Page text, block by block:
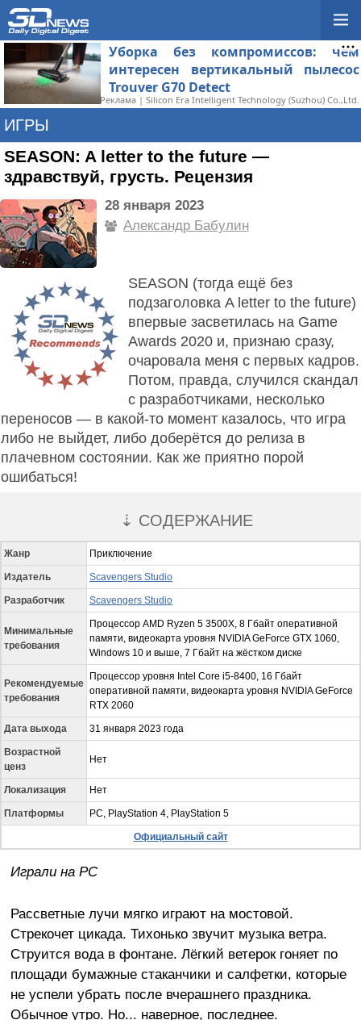
Уборка без компромиссов: чем
интересен вертикальный пылесос
Trouver G70 Detect
Реклама | Silicon Era Intelligent Technology (Suzhou) Co.,Ltd.
ИГРЫ
SEASON: A letter to the future —
здравствуй, грусть. Рецензия
28 января 2023
Александр Бабулин
SEASON (тогда ещё без
подзаголовка A letter to the future)
впервые засветилась на Game
Awards 2020 и, признаю сразу,
очаровала меня с первых кадров.
Потом, правда, случился скандал
с разработчиками, несколько
переносов — в какой-то момент казалось, что игра
либо не выйдет, либо доберётся до релиза в
плачевном состоянии. Как же приятно порой
ошибаться!
⇣ СОДЕРЖАНИЕ
Жанр Приключение
Издатель Scavengers Studio
Разработчик Scavengers Studio
Минимальные
требования
Процессор AMD Ryzen 5 3500X, 8 Гбайт оперативной
памяти, видеокарта уровня NVIDIA GeForce GTX 1060,
Windows 10 и выше, 7 Гбайт на жёстком диске
Рекомендуемые
требования
Процессор уровня Intel Core i5-8400, 16 Гбайт
оперативной памяти, видеокарта уровня NVIDIA GeForce
RTX 2060
Дата выхода 31 января 2023 года
Возрастной
ценз
Нет
Локализация Нет
Платформы PC, PlayStation 4, PlayStation 5
Официальный сайт
Игралина PC
Рассветные лучи мягко играют на мостовой.
Стрекочет цикада. Тихонько звучит музыка ветра.
Струится вода в фонтане. Лёгкий ветерок гоняет по
площади бумажные стаканчики и салфетки, которые
не успели убрать после вчерашнего праздника.
Обычное утро. Но... наверное, последнее.